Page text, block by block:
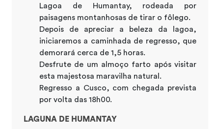
Lagoa de Humantay, rodeada por
paisagens montanhosas de tirar o fôlego.
Depois de apreciar a beleza da lagoa,
iniciaremos a caminhada de regresso, que
demorará cerca de 1,5 horas.
Desfrute de um almoço farto após visitar
esta majestosa maravilha natural.
Regresso a Cusco, com chegada prevista
por volta das 18h00.
LAGUNA DE HUMANTAY